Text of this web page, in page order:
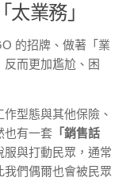
業務」
的招牌、做著「業
而更加尷尬、困
型態與其他保險、
也有一套 「銷售話
服與打動民眾，通常
我們偶爾也會被民眾